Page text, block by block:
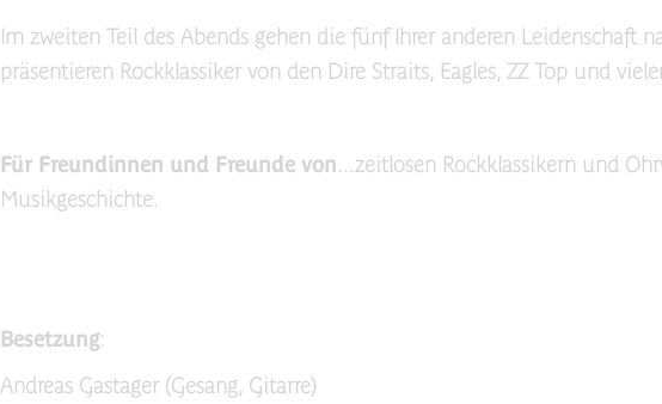
Im zweiten Teil des Abends gehen die fünf Ihrer anderen Leidenschaft
präsentieren Rockklassiker von den Dire Straits, Eagles, ZZ Top und
Für Freundinnen und Freunde von...zeitlosen Rockklassikern und
Musikgeschichte.
Besetzung:
Andreas Gastager (Gesang, Gitarre)